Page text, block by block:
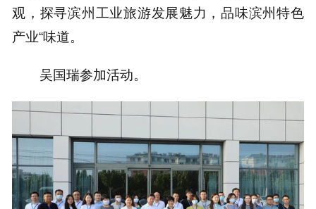
观，探寻滨州工业旅游发展魅力，品味滨州特色
产业“味道。
吴国瑞参加活动。